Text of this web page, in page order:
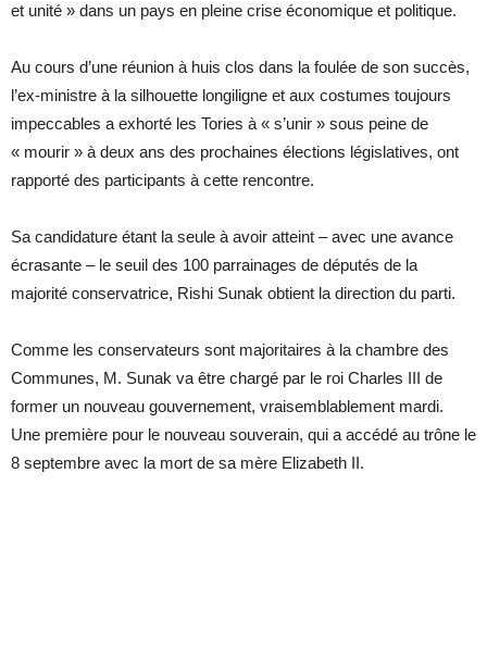
et unité » dans un pays en pleine crise économique et politique.
Au cours d’une réunion à huis clos dans la foulée de son succès,
l’ex-ministre à la silhouette longiligne et aux costumes toujours
impeccables a exhorté les Tories à « s’unir » sous peine de
« mourir » à deux ans des prochaines élections législatives, ont
rapporté des participants à cette rencontre.
Sa candidature étant la seule à avoir atteint – avec une avance
écrasante – le seuil des 100 parrainages de députés de la
majorité conservatrice, Rishi Sunak obtient la direction du parti.
Comme les conservateurs sont majoritaires à la chambre des
Communes, M. Sunak va être chargé par le roi Charles III de
former un nouveau gouvernement, vraisemblablement mardi.
Une première pour le nouveau souverain, qui a accédé au trône le
8 septembre avec la mort de sa mère Elizabeth II.